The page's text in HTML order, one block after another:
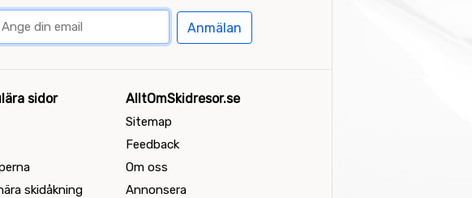
Anmälan
sidor
skidåkning
AlltOmSkidresor.se
Sitemap
Feedback
Om oss
Annonsera